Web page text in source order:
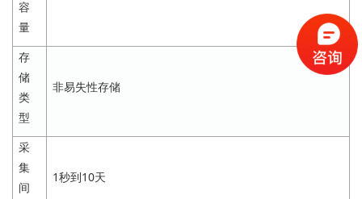
容
量
存
储
类
型
非易失性存储
采
集
间
1秒到10天